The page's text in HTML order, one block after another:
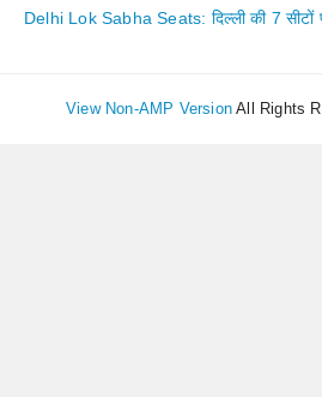
Delhi Lok Sabha Seats: दिल्ली की 7 सीटों
View Non-AMP Version All Rights